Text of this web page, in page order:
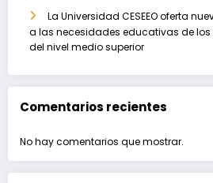
La Universidad CESEEO oferta
a las necesidades educativas de
del nivel medio superior
Comentarios recientes
No hay comentarios que mostrar.